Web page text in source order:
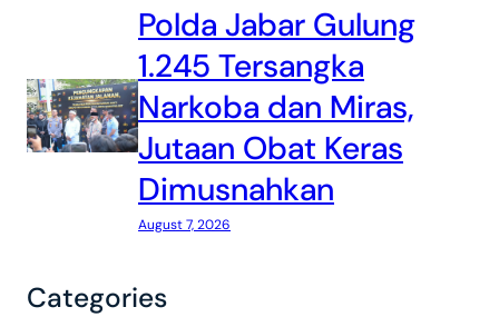
Polda Jabar Gulung
1.245 Tersangka
Narkoba dan Miras,
Jutaan Obat Keras
Dimusnahkan
August 7, 2026
Categories